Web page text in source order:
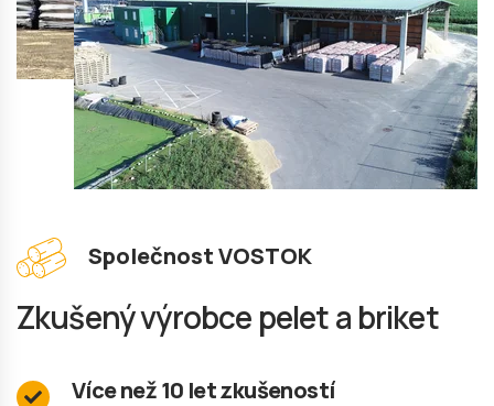
Společnost VOSTOK
Zkušený výrobce pelet a briket
Více než 10 let zkušeností